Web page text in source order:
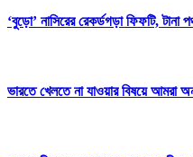
‘বুড়ো’ নাসিরের রেকর্ডগড়া ফিফটি, টানা
ভারতে খেলতে না যাওয়ার বিষয়ে